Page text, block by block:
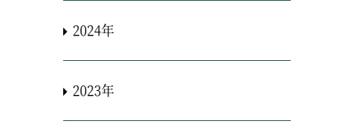
2024年
2023年